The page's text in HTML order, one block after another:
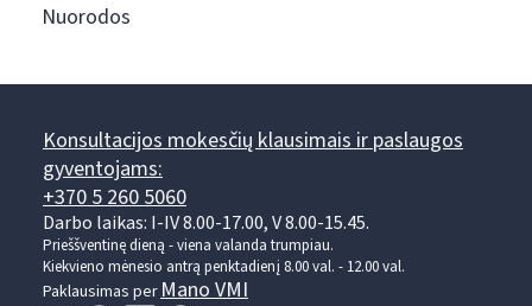
Nuorodos
Konsultacijos mokesčių klausimais ir paslaugos
gyventojams:
+370 5 260 5060
Darbo laikas: I-IV 8.00-17.00, V 8.00-15.45.
Prieššventinę dieną - viena valanda trumpiau.
Kiekvieno mėnesio antrą penktadienį 8.00 val. - 12.00 val.
Paklausimas per Mano VMI